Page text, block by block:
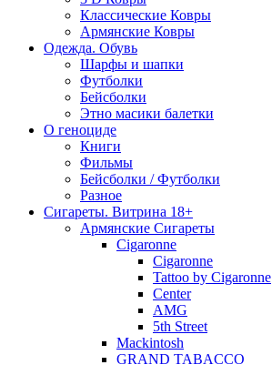
Классические Ковры
Армянские Ковры
Одежда. Обувь
Шарфы и шапки
Футболки
Бейсболки
Этно масики балетки
О геноциде
Книги
Фильмы
Бейсболки / Футболки
Разное
Сигареты. Витрина 18+
Армянские Сигареты
Cigaronne
Cigaronne
Tattoo by Cigaronne
Center
AMG
5th Street
Mackintosh
GRAND TABACCO